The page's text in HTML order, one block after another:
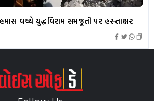
વચ્ચે યુદ્ધવિરામ સમજૂતી પર હસ્તાક્ષર